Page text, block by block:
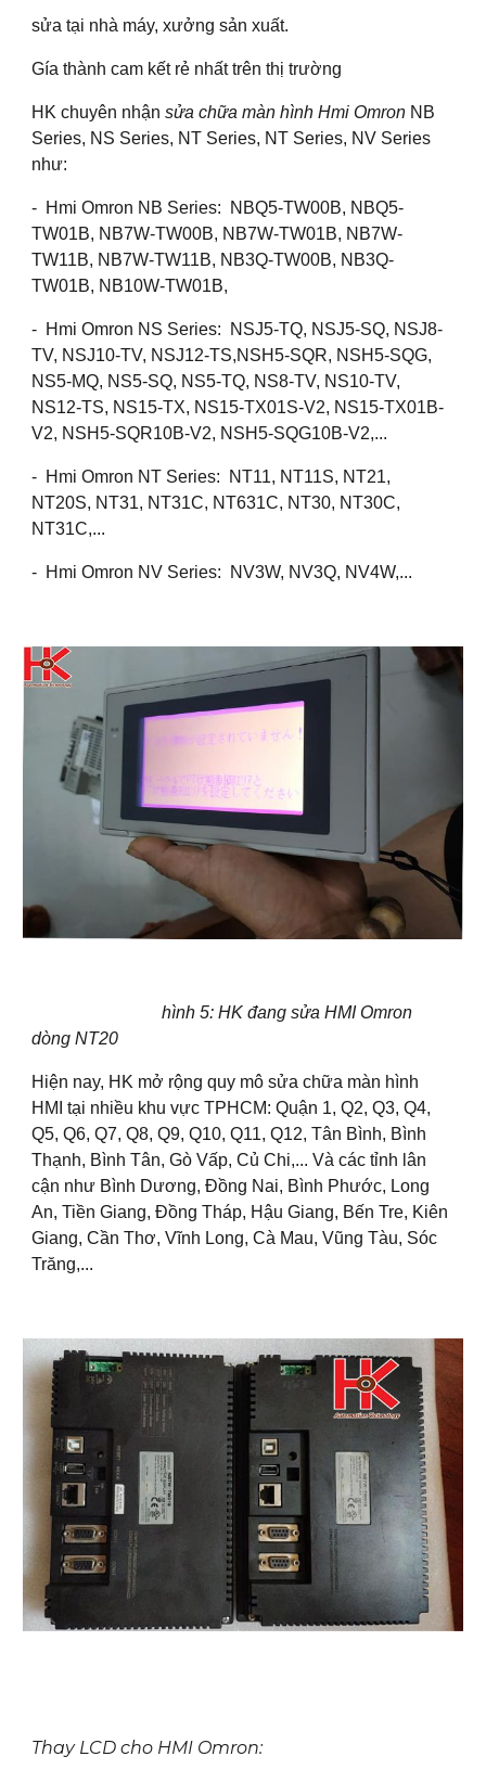
sửa tại nhà máy, xưởng sản xuất.
Gía thành cam kết rẻ nhất trên thị trường
HK chuyên nhậnsửa chữa màn hình Hmi Omron NB
Series, NS Series, NT Series, NT Series, NV Series
như:
- Hmi Omron NB Series: NBQ5-TW00B, NBQ5-
TW01B, NB7W-TW00B, NB7W-TW01B, NB7W-
TW11B, NB7W-TW11B, NB3Q-TW00B, NB3Q-
TW01B, NB10W-TW01B,
- Hmi Omron NS Series: NSJ5-TQ, NSJ5-SQ, NSJ8-
TV, NSJ10-TV, NSJ12-TS,NSH5-SQR, NSH5-SQG,
NS5-MQ, NS5-SQ, NS5-TQ, NS8-TV, NS10-TV,
NS12-TS, NS15-TX, NS15-TX01S-V2, NS15-TX01B-
V2, NSH5-SQR10B-V2, NSH5-SQG10B-V2,...
- Hmi Omron NT Series: NT11, NT11S, NT21,
NT20S, NT31, NT31C, NT631C, NT30, NT30C,
NT31C,...
- Hmi Omron NV Series: NV3W, NV3Q, NV4W,...
hình 5: HK đang sửa HMI Omron
dòng NT20
Hiện nay, HK mở rộng quy mô sửa chữa màn hình
HMI tại nhiều khu vực TPHCM: Quận 1, Q2, Q3, Q4,
Q5, Q6, Q7, Q8, Q9, Q10, Q11, Q12, Tân Bình, Bình
Thạnh, Bình Tân, Gò Vấp, Củ Chi,... Và các tỉnh lân
cận như Bình Dương, Đồng Nai, Bình Phước, Long
An, Tiền Giang, Đồng Tháp, Hậu Giang, Bến Tre, Kiên
Giang, Cần Thơ, Vĩnh Long, Cà Mau, Vũng Tàu, Sóc
Trăng,...
Thay LCD cho HMI Omron: